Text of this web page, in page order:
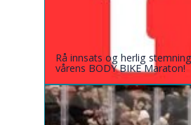
Rå innsats og herlig
vårens BODY BIKE Maraton!